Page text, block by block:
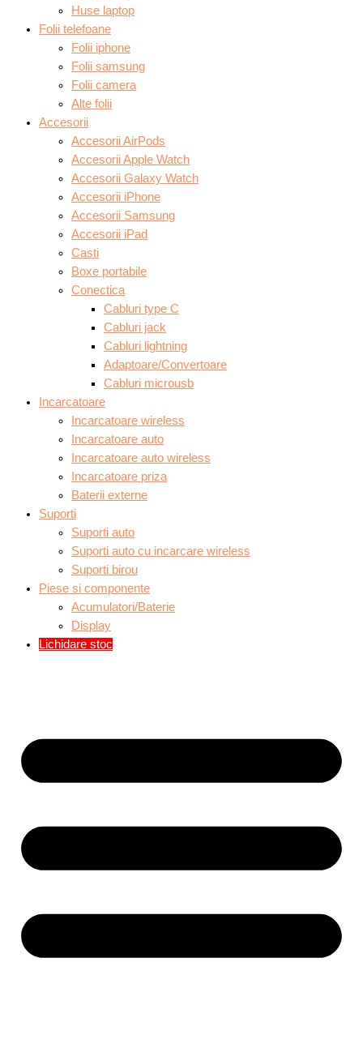
Huse laptop
Folii telefoane
Folii iphone
Folii samsung
Folii camera
Alte folii
Accesorii
Accesorii AirPods
Accesorii Apple Watch
Accesorii Galaxy Watch
Accesorii iPhone
Accesorii Samsung
Accesorii iPad
Casti
Boxe portabile
Conectica
Cabluri type C
Cabluri jack
Cabluri lightning
Adaptoare/Convertoare
Cabluri microusb
Incarcatoare
Incarcatoare wireless
Incarcatoare auto
Incarcatoare auto wireless
Incarcatoare priza
Baterii externe
Suporti
Suporti auto
Suporti auto cu incarcare wireless
Suporti birou
Piese si componente
Acumulatori/Baterie
Display
Lichidare stoc